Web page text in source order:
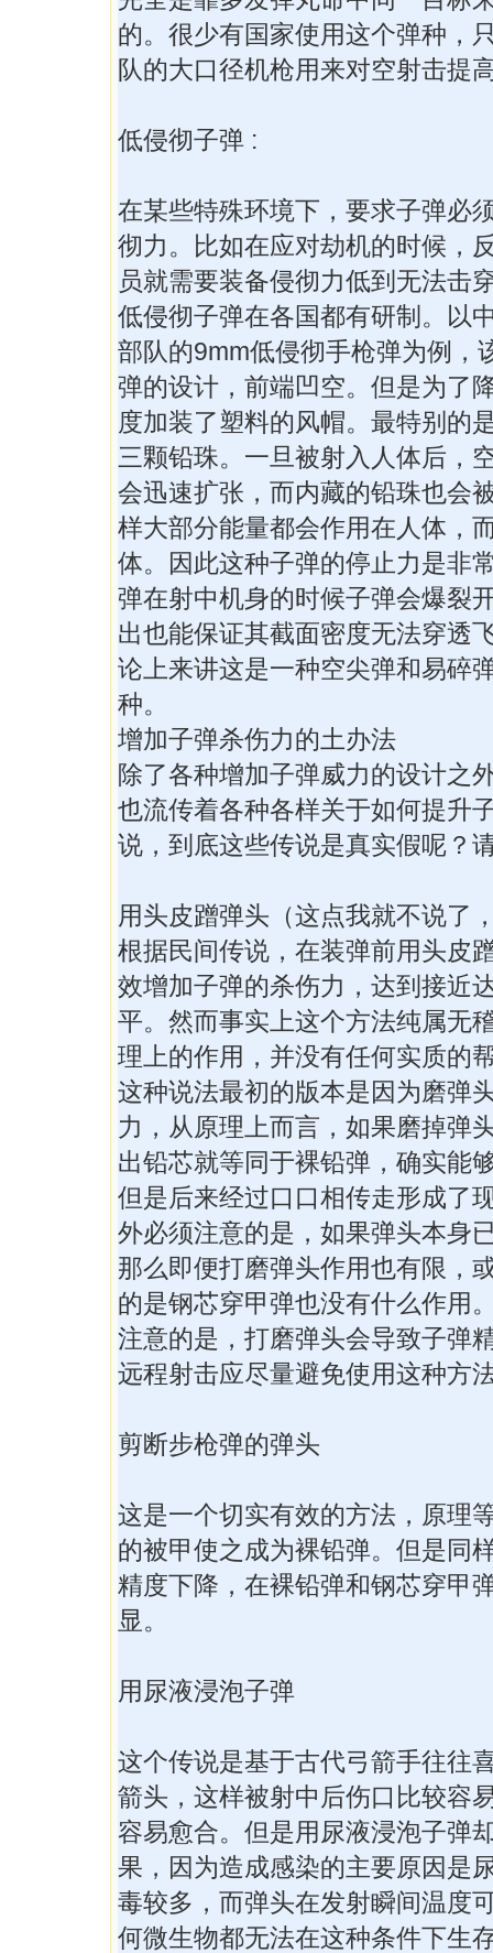
的。很少有国家使用这个弹种，
队的大口径机枪用来对空射击提
低侵彻子弹 :
在某些特殊环境下，要求子弹必
彻力。比如在应对劫机的时候，
员就需要装备侵彻力低到无法击
低侵彻子弹在各国都有研制。以
部队的9mm低侵彻手枪弹为例，
弹的设计，前端凹空。但是为了
度加装了塑料的风帽。最特别的
三颗铅珠。一旦被射入人体后，
会迅速扩张，而内藏的铅珠也会
样大部分能量都会作用在人体，
体。因此这种子弹的停止力是非
弹在射中机身的时候子弹会爆裂
出也能保证其截面密度无法穿透
论上来讲这是一种空尖弹和易碎
种。
增加子弹杀伤力的土办法
除了各种增加子弹威力的设计之
也流传着各种各样关于如何提升
说，到底这些传说是真实假呢？
用头皮蹭弹头（这点我就不说了
根据民间传说，在装弹前用头皮
效增加子弹的杀伤力，达到接近
平。然而事实上这个方法纯属无
理上的作用，并没有任何实质的
这种说法最初的版本是因为磨弹
力，从原理上而言，如果磨掉弹
出铅芯就等同于裸铅弹，确实能
但是后来经过口口相传走形成了
外必须注意的是，如果弹头本身
那么即便打磨弹头作用也有限，
的是钢芯穿甲弹也没有什么作用
注意的是，打磨弹头会导致子弹
远程射击应尽量避免使用这种方
剪断步枪弹的弹头
这是一个切实有效的方法，原理
的被甲使之成为裸铅弹。但是同
精度下降，在裸铅弹和钢芯穿甲
显。
用尿液浸泡子弹
这个传说是基于古代弓箭手往往
箭头，这样被射中后伤口比较容
容易愈合。但是用尿液浸泡子弹
果，因为造成感染的主要原因是
毒较多，而弹头在发射瞬间温度
何微生物都无法在这种条件下生